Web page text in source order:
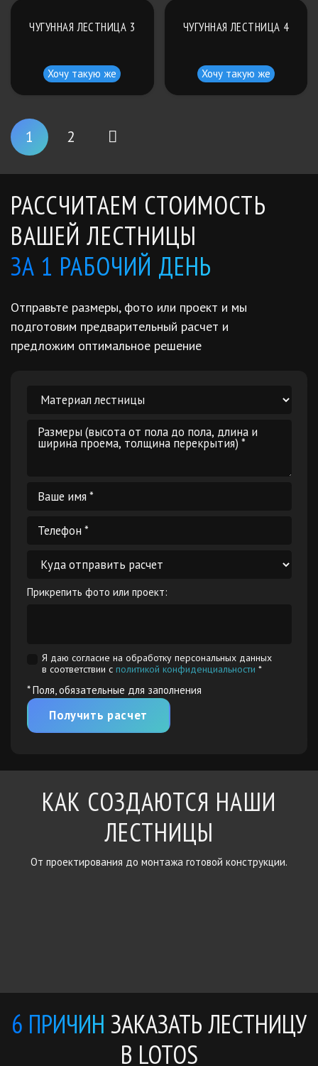
ЧУГУННАЯ ЛЕСТНИЦА 3
Хочу такую же
ЧУГУННАЯ ЛЕСТНИЦА 4
Хочу такую же
1 2
РАССЧИТАЕМ СТОИМОСТЬ
ВАШЕЙ ЛЕСТНИЦЫ
ЗА 1 РАБОЧИЙ ДЕНЬ
Отправьте размеры, фото или проект и мы
подготовим предварительный расчет и
предложим оптимальное решение
Прикрепить фото или проект:
Я даю согласие на обработку персональных данных
в соответствии с политикой конфиденциальности *
* Поля, обязательные для заполнения
КАК СОЗДАЮТСЯ НАШИ
ЛЕСТНИЦЫ
От проектирования до монтажа готовой конструкции.
6 ПРИЧИН ЗАКАЗАТЬ ЛЕСТНИЦУ
В LOTOS